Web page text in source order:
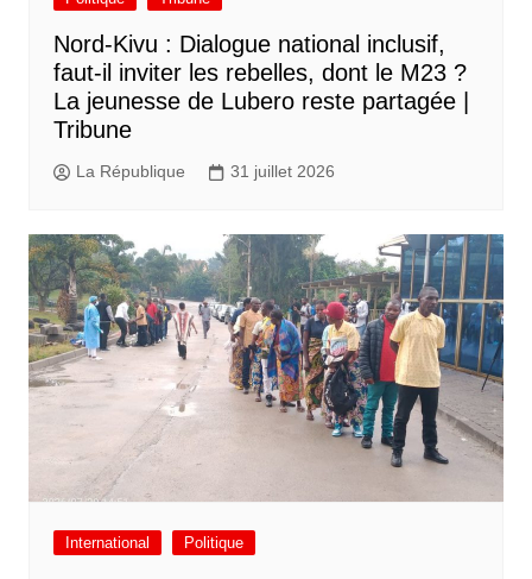
Nord-Kivu : Dialogue national inclusif,
faut-il inviter les rebelles, dont le M23 ?
La jeunesse de Lubero reste partagée |
Tribune
La République 31 juillet 2026
International Politique